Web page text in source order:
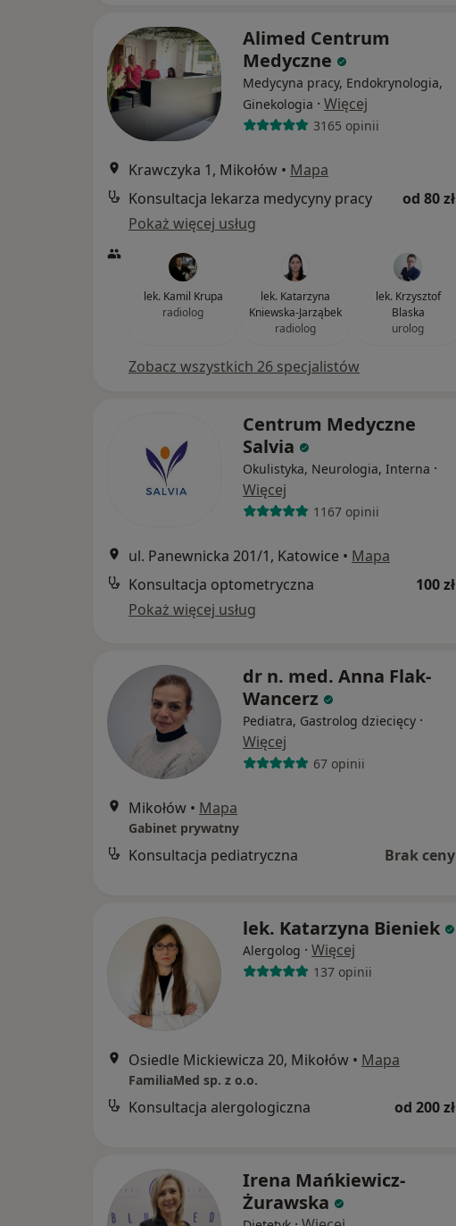
Alimed Centrum
Medyczne
Medycyna pracy, Endokrynologia,
Ginekologia · Więcej
3165 opinii
Krawczyka 1, Mikołów • Mapa
Konsultacja lekarza medycyny pracy
od 80 zł
Pokaż więcej usług
lek. Kamil Krupa
radiolog
lek. Katarzyna
Kniewska-Jarząbek
radiolog
lek. Krzysztof
Blaska
urolog
Zobacz wszystkich 26 specjalistów
Centrum Medyczne
Salvia
Okulistyka, Neurologia, Interna ·
Więcej
1167 opinii
ul. Panewnicka 201/1, Katowice • Mapa
Konsultacja optometryczna
100 zł
Pokaż więcej usług
dr n. med. Anna Flak-
Wancerz
Pediatra, Gastrolog dziecięcy ·
Więcej
67 opinii
Mikołów • Mapa
Gabinet prywatny
Konsultacja pediatryczna Brak ceny
lek. Katarzyna Bieniek
Alergolog · Więcej
137 opinii
Osiedle Mickiewicza 20, Mikołów • Mapa
FamiliaMed sp. z o.o.
Konsultacja alergologiczna od 200 zł
Irena Mańkiewicz-
Żurawska